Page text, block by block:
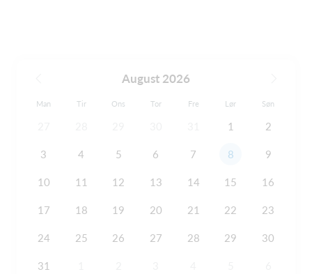
August 2026
Man Tir Ons Tor Fre Lør Søn
1 2
3 4 5 6 7 8 9
10 11 12 13 14 15 16
17 18 19 20 21 22 23
24 25 26 27 28 29 30
31